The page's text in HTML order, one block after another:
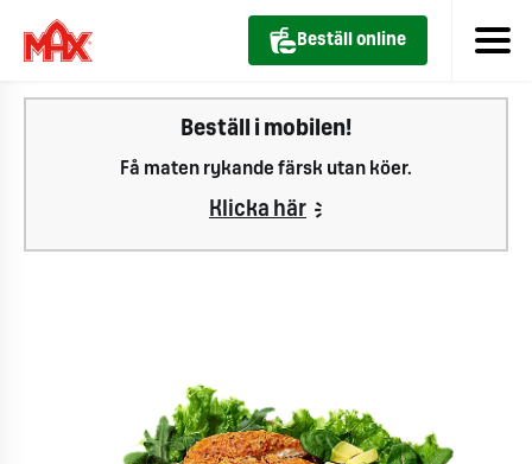
Beställ online
Beställ i mobilen!
Få maten rykande färsk utan köer.
Klicka här